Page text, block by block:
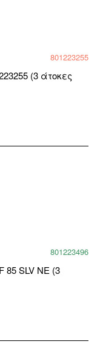
801223255
(3 άτοκες
801223496
SLV NE (3